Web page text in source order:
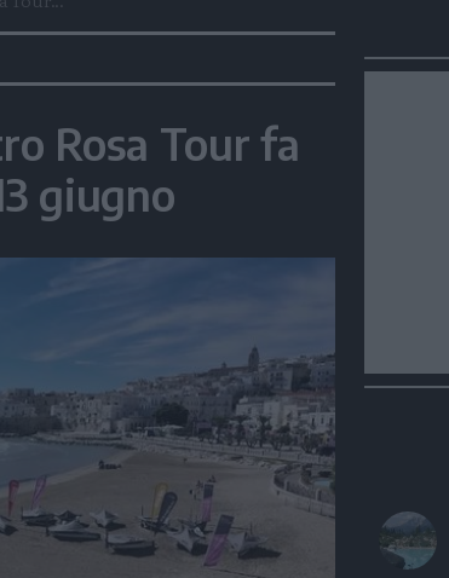
Rosa Tour fa
giugno